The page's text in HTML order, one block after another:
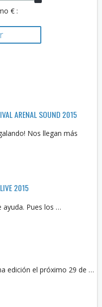
€ :
ARENAL SOUND 2015
Nos llegan más
2015
ayuda. Pues los …
edición el próximo 29 de …